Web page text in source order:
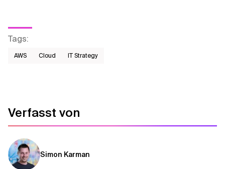
Tags:
AWS​ Cloud IT Strategy
Verfasst von
Simon Karman